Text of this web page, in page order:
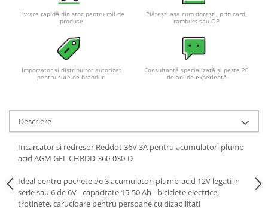
Sisteme fotovoltaice de putere
mica (rulota/caravan/case de
Sisteme fotovoltaice profesionale
Pachete sisteme fotovoltaice
Statii de incarcare vehicule
Cabluri de incarcare vehicule
electrice
Prize de incarcare vehicule
electrice
Accesorii
Turbine eoliene pentru casă
Livrare rapidă din stoc pentru mii de
produse
Plătești așa cum dorești, prin card,
ramburs sau OP
Importator și distribuitor autorizat
pentru sute de branduri
Consultanță specializată și peste 20
de ani de experiență
Descriere
Incarcator si redresor Reddot 36V 3A pentru acumulatori plumb
acid AGM GEL CHRDD-360-030-D
Ideal pentru pachete de 3 acumulatori plumb-acid 12V legati in
serie sau 6 de 6V - capacitate 15-50 Ah - biciclete electrice,
trotinete, carucioare pentru persoane cu dizabilitati